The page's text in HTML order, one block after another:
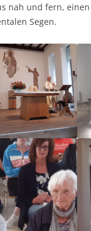
nah und fern,
Segen.